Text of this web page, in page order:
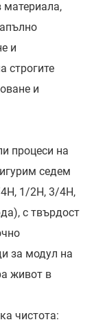
и
строгите
и
процеси на
седем
1/2H, 3/4H,
с твърдост
за модул на
живот в
чистота: